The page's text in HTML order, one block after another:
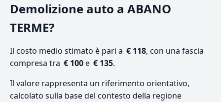
Demolizione auto a ABANO
TERME?
Il costo medio stimato è pari a € 118, con una fascia
compresa tra € 100e € 135.
Il valore rappresenta un riferimento orientativo,
calcolato sulla base del contesto della regione